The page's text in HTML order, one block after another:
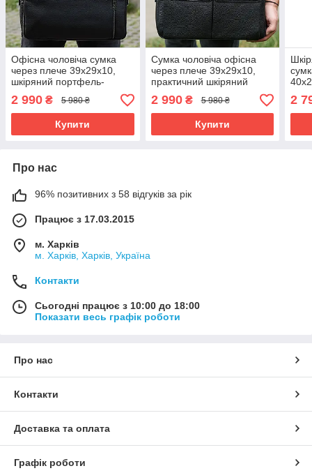
Офісна чоловіча сумка
через плече 39х29х10,
шкіряний портфель-
месенджер для бізнесу,
чорний
2 990 ₴ 5 980 ₴
Купити
Сумка чоловіча офісна
через плече 39х29х10,
практичний шкіряний
портфель для бізнесу,
сумочка для навання,
чорний
2 990₴ 5 980 ₴
Купити
2
Про нас
96% позитивних з 58 відгуків за рік
Працює з 17.03.2015
м. Харків
м. Харків, Харків, Україна
Контакти
Сьогодні працює з 10:00 до 18:00
Показати весь графік роботи
Про нас
Контакти
Доставка та оплата
Графік роботи